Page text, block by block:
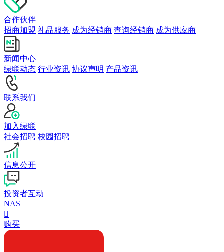
合作伙伴
招商加盟 礼品服务 成为经销商 查询经销商 成为供应商
新闻中心
绿联动态 行业资讯 协议声明 产品资讯
联系我们
加入绿联
社会招聘 校园招聘
信息公开
投资者互动
NAS

购买